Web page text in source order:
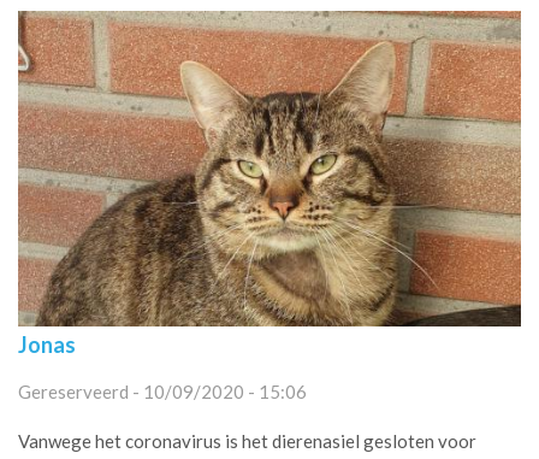
Jonas
Gereserveerd - 10/09/2020 - 15:06
Vanwege het coronavirus is het dierenasiel gesloten voor